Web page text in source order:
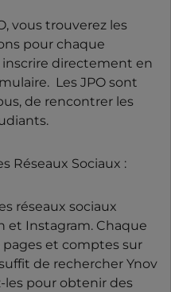
vous trouverez les
pour chaque
inscrire directement en
Les JPO sont
de rencontrer les
Réseaux Sociaux :
réseaux sociaux
et Instagram. Chaque
pages et comptes sur
de rechercher Ynov
les pour obtenir des